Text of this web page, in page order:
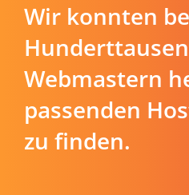
Wir konnten
Webmastern
passenden
zu finden.